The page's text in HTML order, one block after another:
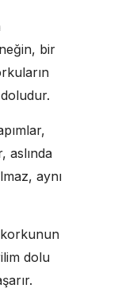
bir
aslında
aynı
dolu